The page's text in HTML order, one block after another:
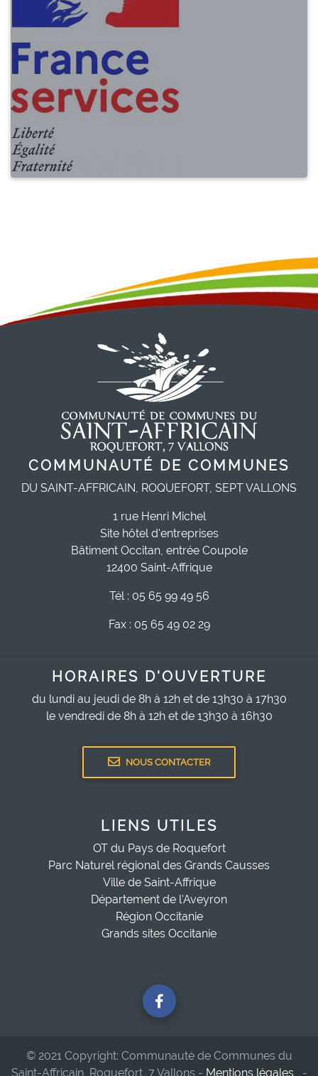
COMMUNAUTÉ DE COMMUNES
DU SAINT-AFFRICAIN, ROQUEFORT, SEPT VALLONS
1 rue Henri Michel
Site hôtel d'entreprises
Bâtiment Occitan, entrée Coupole
12400 Saint-Affrique
Tél : 05 65 99 49 56
Fax : 05 65 49 02 29
HORAIRES D'OUVERTURE
du lundi au jeudi de 8h à 12h et de 13h30 à 17h30
le vendredi de 8h à 12h et de 13h30 à 16h30
NOUS CONTACTER
LIENS UTILES
OT du Pays de Roquefort
Parc Naturel régional des Grands Causses
Ville de Saint-Affrique
Département de l'Aveyron
Région Occitanie
Grands sites Occitanie
© 2021 Copyright: Communauté de Communes du
Saint-Affricain, Roquefort, 7 Vallons - Mentions légales -